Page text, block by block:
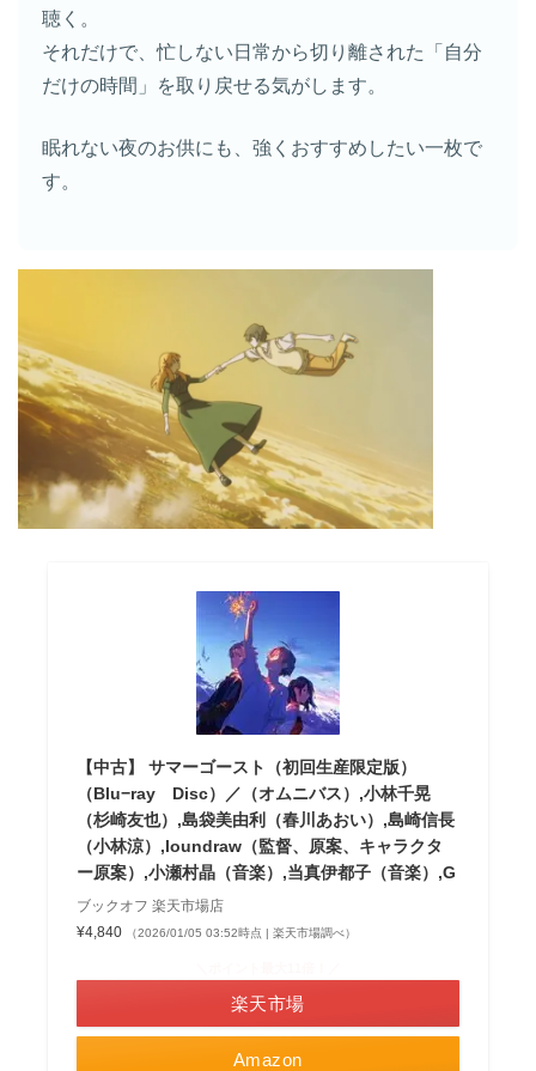
聴く。
それだけで、忙しない日常から切り離された「自分
だけの時間」を取り戻せる気がします。
眠れない夜のお供にも、強くおすすめしたい一枚で
す。
【中古】 サマーゴースト（初回生産限定版）
（Blu−ray Disc）／（オムニバス）,小林千晃
（杉崎友也）,島袋美由利（春川あおい）,島崎信長
（小林涼）,loundraw（監督、原案、キャラクタ
ー原案）,小瀬村晶（音楽）,当真伊都子（音楽）,G
ブックオフ 楽天市場店
¥4,840
（2026/01/05 03:52時点 | 楽天市場調べ）
Amazon
楽天市場